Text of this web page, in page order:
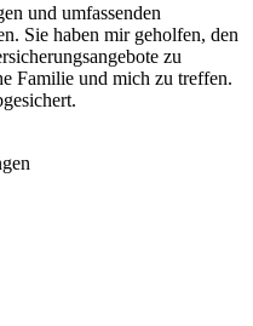
und umfassenden
Sie haben mir geholfen, den
zu
Familie und mich zu treffen.